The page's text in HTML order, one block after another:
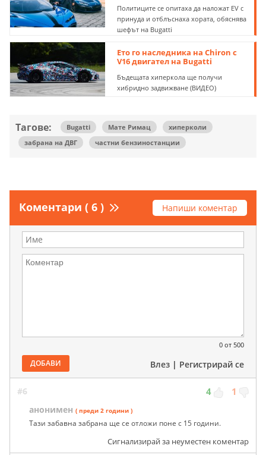
Политиците се опитаха да наложат ЕV с
принуда и отблъснаха хората, обяснява
шефът на Bugatti
Ето го наследника на Chiron с
V16 двигател на Bugatti
Бъдещата хиперкола ще получи
хибридно задвижване (ВИДЕО)
Тагове: Bugatti Мате Римац
хиперколи
забрана на ДВГ
частни бензиностанции
Коментари ( 6 ) Напиши коментар
0 от 500
ДОБАВИ Влез | Регистрирай се
#6 4 1
анонимен ( преди 2 години )
Тази забавна забрана ще се отложи поне с 15 години.
Сигнализирай за неуместен коментар